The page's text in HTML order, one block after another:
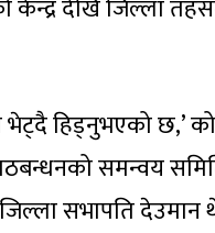
देखि जिल्ला
हिड्नुभएको छ,’
समन्वय
सभापति देउमान